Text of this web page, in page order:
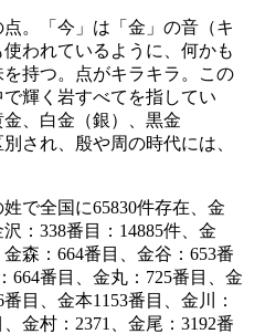
点。「今」は「金」の音（キ
われているように、何かも
持つ。点がキラキラ。この
輝く岩すべてを指してい
、白金（銀）、黒金
され、殷や周の時代には、
で全国に65830件存在、金
：338番目：14885件、金
森：664番目、金谷：653番
664番目、金丸：725番目、金
目、金本1153番目、金川：
金村：2371、金尾：3192番